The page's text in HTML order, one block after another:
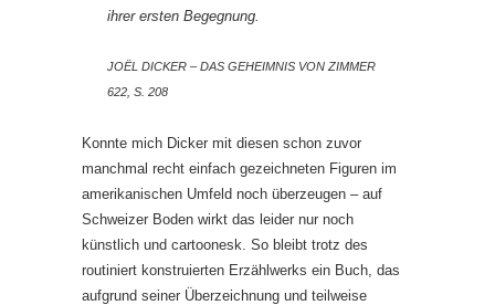
ihrer ersten Begegnung.
JOËL DICKER – DAS GEHEIMNIS VON ZIMMER
622, S. 208
Konnte mich Dicker mit diesen schon zuvor
manchmal recht einfach gezeichneten Figuren im
amerikanischen Umfeld noch überzeugen – auf
Schweizer Boden wirkt das leider nur noch
künstlich und cartoonesk. So bleibt trotz des
routiniert konstruierten Erzählwerks ein Buch, das
aufgrund seiner Überzeichnung und teilweise